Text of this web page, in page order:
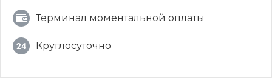
Терминал моментальной оплаты
Круглосуточно